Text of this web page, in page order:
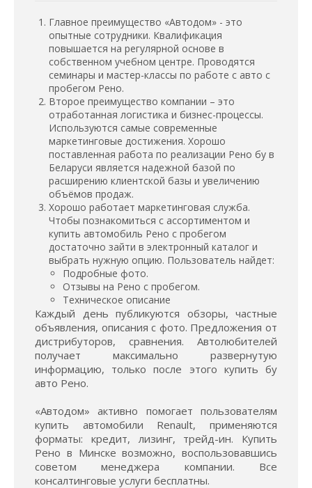
Главное преимущество «Автодом» - это
опытные сотрудники. Квалификация
повышается на регулярной основе в
собственном учебном центре. Проводятся
семинары и мастер-классы по работе с авто с
пробегом Рено.
Второе преимущество компании – это
отработанная логистика и бизнес-процессы.
Используются самые современные
маркетинговые достижения. Хорошо
поставленная работа по реализации Рено бу в
Беларуси является надежной базой по
расширению клиентской базы и увеличению
объёмов продаж.
Хорошо работает маркетинговая служба.
Чтобы познакомиться с ассортиментом и
купить автомобиль Рено с пробегом
достаточно зайти в электронный каталог и
выбрать нужную опцию. Пользователь найдет:
Подробные фото.
Отзывы на Рено с пробегом.
Техническое описание
Каждый день публикуются обзоры, частные
объявления, описания с фото. Предложения от
дистрибуторов, сравнения. Автолюбителей
получает максимально развернутую
информацию, только после этого купить бу
авто Рено.
«Автодом» активно помогает пользователям
купить автомобили Renault, применяются
форматы: кредит, лизинг, трейд-ин. Купить
Рено в Минске возможно, воспользовавшись
советом менеджера компании. Все
консалтинговые услуги бесплатны.